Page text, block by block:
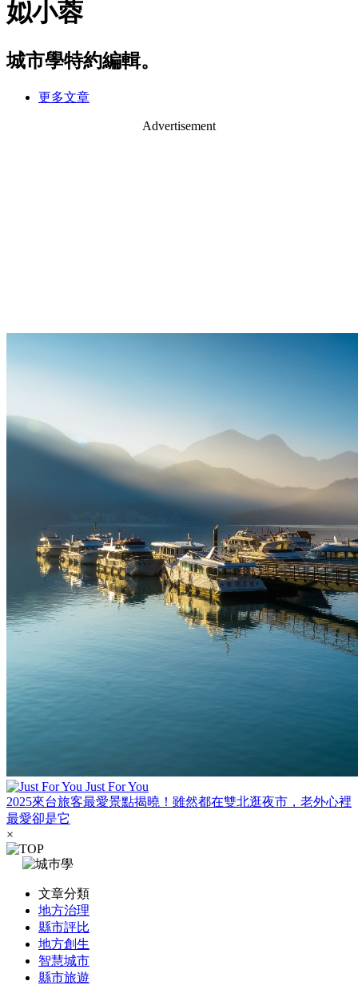
姒小蓉
城市學特約編輯。
更多文章
Advertisement
Just For You
2025來台旅客最愛景點揭曉！雖然都在雙北逛夜市，老外心裡
最愛卻是它
×
文章分類
地方治理
縣市評比
地方創生
智慧城市
縣市旅遊